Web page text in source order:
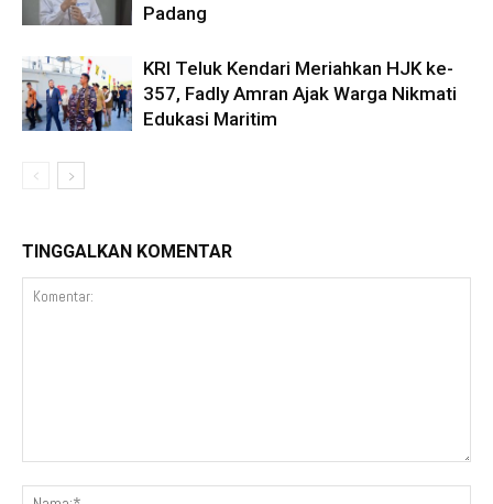
Padang
KRI Teluk Kendari Meriahkan HJK ke-
357, Fadly Amran Ajak Warga Nikmati
Edukasi Maritim
TINGGALKAN KOMENTAR